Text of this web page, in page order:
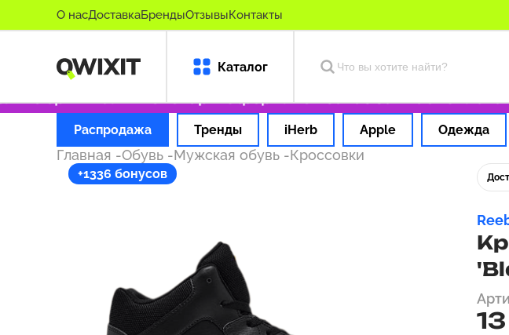
О насДоставкаБрендыОтзывыКонтакты
Каталог
оригинальные товары Оформляем заказ за 1 час Оплата
Распродажа Тренды iHerb Apple Одежда
Главная -Обувь -Мужская обувь -Кроссовки
+1336 бонусов